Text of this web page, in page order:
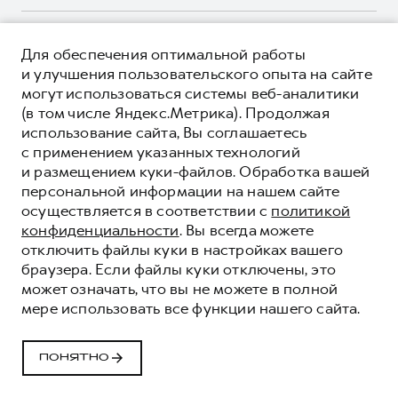
Система управления автопарком
Сервис для корпоративных клиентов
HAVAL Лизинг
Автомобильные аксессуары
Коллекция PRO
Коллекция Базовая
Коллекция Детская
Мобильное приложение GWM
Программа «HAVAL Защита+»
Руководства по эксплуатации
Подписки
Автомобильные аксессуары
Коллекция PRO
Коллекция Базовая
Коллекция Детская
ЦЕНЫ И ВЫГОДЫ
ЮРИДИЧЕСКАЯ ИНФОРМАЦИЯ
Вся представленная на сайте информация, касающаяся
автомобилей и сервисного обслуживания, носит
информационный характер и не является публичной офертой.
Все цены, указанные на данном сайте, носят информационный
характер и являются максимально рекомендуемыми
розничными ценами по расчетам дистрибьютора (ООО «Грейт
Волл Мотор Рус»). Для получения подробной информации
просьба обращаться к ближайшему официальному дилеру ООО
«Грейт Волл Мотор Рус» либо по телефону Горячей линии 8 (800)
511-59-86, либо на сайте. Опубликованная на данном сайте
информация может быть изменена в любое время без
****На некоторых автомобилях HAVAL может отсутствовать
система / устройство вызова экстренных оперативных служб
(блок ЭРА-ГЛОНАСС).
Показать все
© 2026 ООО «Грейт Волл Мотор Рус»
© 2026 ООО «Автомастер-Восток»
Политика конфиденциальности
Юридическая информация
Сделано в ПЕРКС
Для обеспечения оптимальной работы
и улучшения пользовательского опыта на сайте
могут использоваться системы веб-аналитики
(в том числе Яндекс.Метрика). Продолжая
использование сайта, Вы соглашаетесь
с применением указанных технологий
и размещением куки-файлов. Обработка вашей
персональной информации на нашем сайте
осуществляется в соответствии с политикой
конфиденциальности. Вы всегда можете
отключить файлы куки в настройках вашего
браузера. Если файлы куки отключены, это
может означать, что вы не можете в полной
мере использовать все функции нашего сайта.
ПОНЯТНО